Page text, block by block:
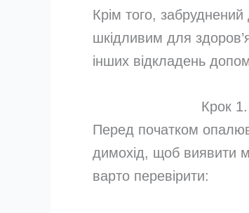
Крім того,
шкідливим для
інших відкладень
Крок
Перед початком
димохід, щоб виявити
варто перевірити: